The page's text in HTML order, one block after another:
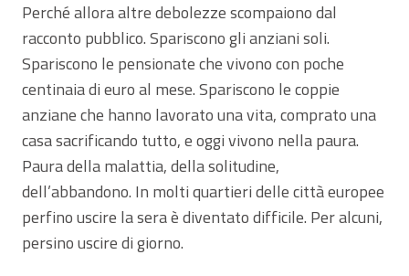
Perché allora altre debolezze scompaiono dal
racconto pubblico. Spariscono gli anziani soli.
Spariscono le pensionate che vivono con poche
centinaia di euro al mese. Spariscono le coppie
anziane che hanno lavorato una vita, comprato una
casa sacrificando tutto, e oggi vivono nella paura.
Paura della malattia, della solitudine,
dell’abbandono. In molti quartieri delle città europee
perfino uscire la sera è diventato difficile. Per alcuni,
persino uscire di giorno.